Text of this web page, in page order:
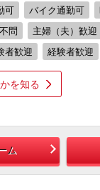
可 バイク通勤可
問 主婦（夫）歓迎
者歓迎 経験者歓迎
を知る
ム